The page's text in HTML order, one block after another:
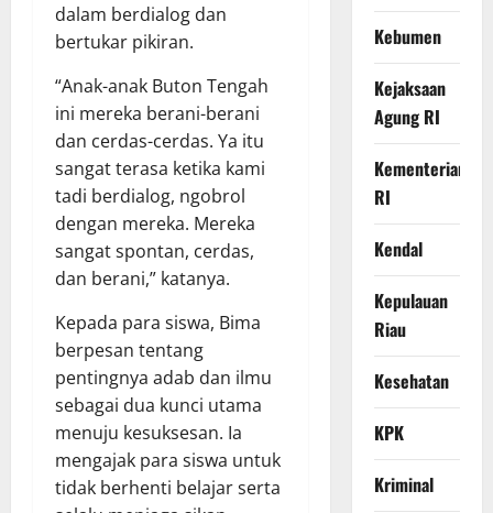
dalam berdialog dan
bertukar pikiran.
“Anak-anak Buton Tengah
ini mereka berani-berani
dan cerdas-cerdas. Ya itu
sangat terasa ketika kami
tadi berdialog, ngobrol
dengan mereka. Mereka
sangat spontan, cerdas,
dan berani,” katanya.
Kepada para siswa, Bima
berpesan tentang
pentingnya adab dan ilmu
sebagai dua kunci utama
menuju kesuksesan. Ia
mengajak para siswa untuk
tidak berhenti belajar serta
Kebumen
Kejaksaan
Agung RI
Kementerian
RI
Kendal
Kepulauan
Riau
Kesehatan
KPK
Kriminal